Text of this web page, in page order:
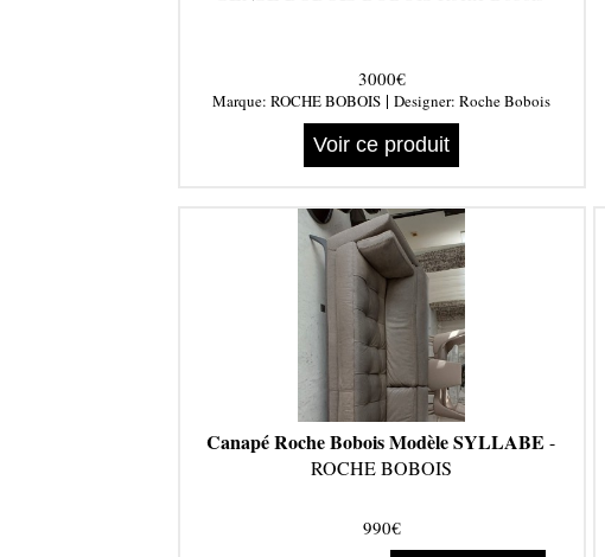
3000€
Marque: ROCHE BOBOIS | Designer: Roche Bobois
Voir ce produit
Canapé Roche Bobois Modèle SYLLABE -
ROCHE BOBOIS
990€